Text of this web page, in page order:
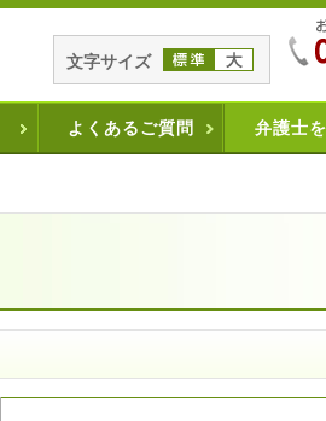
文字サイズ
よくあるご質問 弁護士